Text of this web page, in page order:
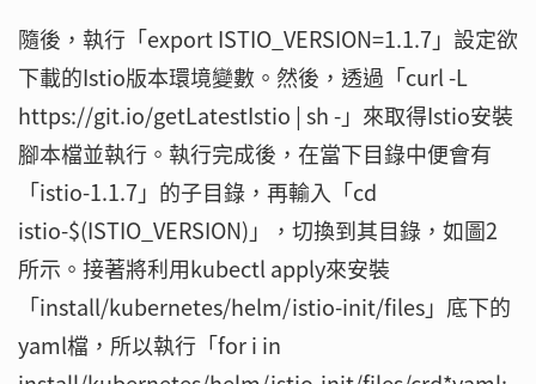
隨後，執行「export ISTIO_VERSION=1.1.7」設定欲
下載的Istio版本環境變數。然後，透過「curl -L
https://git.io/getLatestIstio | sh -」來取得Istio安裝
腳本檔並執行。執行完成後，在當下目錄中便會有
「istio-1.1.7」的子目錄，再輸入「cd
istio-$(ISTIO_VERSION)」，切換到其目錄，如圖2
所示。接著將利用kubectl apply來安裝
「install/kubernetes/helm/istio-init/files」底下的
yaml檔，所以執行「for i in